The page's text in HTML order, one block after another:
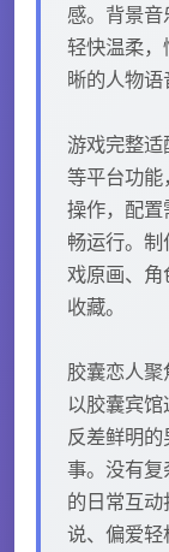
感。背景
轻快温柔，
晰的人物语
游戏完整
等平台功能
操作，配置
畅运行。
戏原画、角
收藏。
胶囊恋人聚
以胶囊宾
反差鲜明
事。没有复
的日常互
说、偏爱轻